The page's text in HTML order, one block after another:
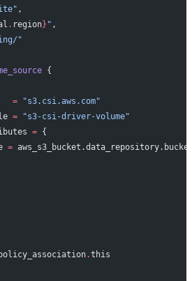
,
. region} " ,
"
{
=
"s3.csi.aws.com"
= "s3-csi-driver-volume"
= {
=
.this